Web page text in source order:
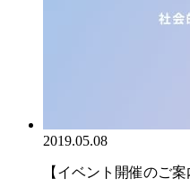
2019.05.08
【イベント開催のご